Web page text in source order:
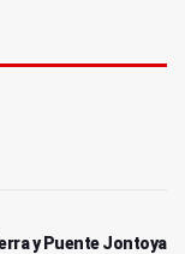
y Puente Jontoya